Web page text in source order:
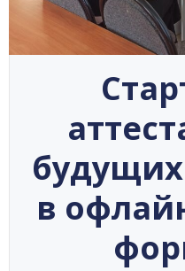
будущих
в